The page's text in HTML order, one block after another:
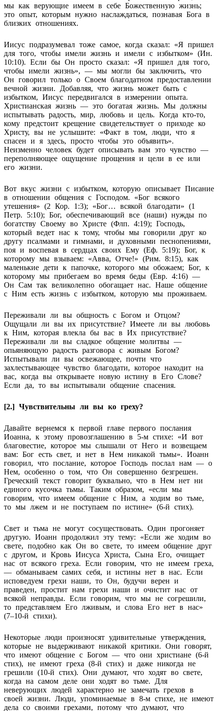
мы как верующие имеем в себе Божественную жизнь;
это опыт, которым нужно наслаждаться, познавая Бога в
близких отношениях.
Иисус подразумевал тоже самое, когда сказал: «Я пришел
для того, чтобы имели жизнь и имели с избытком» (Ин.
10:10). Если бы Он просто сказал: «Я пришел для того,
чтобы имели жизнь», — мы могли бы заключить, что
Он говорил только о Своем благодатном предоставлении
вечной жизни. Добавляя, что жизнь может быть с
избытком, Иисус передвигался в измерении опыта.
Христианская жизнь — это богатая жизнь. Мы должны
испытывать радость, мир, любовь и цель. Когда кто-то,
кому предстоит крещение свидетельствует о приходе ко
Христу, вы не услышите: «Факт в том, люди, что я
спасен и я здесь, просто чтобы это объявить».
Неизменно человек будет описывать вам это чувство —
переполняющее ощущение прощения и цели в ее или
его жизни.
Вот вкус жизни с избытком, которую описывает Писание
в отношении общения с Господом. «Бог всякого
утешения» (2 Кор. 1:3); «Бог… всякой благодати» (1
Петр. 5:10); Бог, обеспечивающий все (наши) нужды по
богатству Своему во Христе (Флп. 4:19); Господь,
который ведет нас к тому, чтобы мы говорили друг ко
другу псалмами и гимнами, и духовными песнопениями,
поя и воспевая в сердцах своих Ему (Еф. 5:19); Бог, к
которому мы взываем: «Авва, Отче!» (Рим. 8:15), как
маленькие дети к папочке, которого мы обожаем; Бог, к
которому мы прибегаем во время беды (Евр. 4:16) —
Он Сам так великолепно обогащает нас. Наше общение
с Ним есть жизнь с избытком, которую мы проживаем.
Переживали ли вы общность с Богом и Отцом?
Ощущали ли вы их присутствие? Имеете ли вы любовь
к Ним, которая влекла бы вас в Их присутствие?
Переживали ли вы сладкое общение молитвы —
опьяняющую радость разговора с живым Богом?
Испытывали ли вы освежающее, почти что
захлестывающее чувство благодати, которое находит на
вас, когда вы открываете новую истину в Его Слове?
Если да, то вы испытывали общение спасения.
[2.] Чувствительны ли вы ко греху?
Давайте вернемся к первой главе первого послания
Иоанна, к этому провозглашению в 5-м стихе: «И вот
благовестие, которое мы слышали от Него и возвещаем
вам: Бог есть свет, и нет в Нем никакой тьмы». Иоанн
говорил, что послание, которое Господь послал нам — о
Нем, особенно о том, что Он совершенно безгрешен.
Греческий текст говорит буквально, что в Нем нет ни
единого кусочка тьмы. Таким образом, «если мы
говорим, что имеем общение с Ним, а ходим во тьме,
то мы лжем и не поступаем по истине» (6-й стих).
Свет и тьма не могут сосуществовать. Один прогоняет
другую. Иоанн продолжил эту тему: «Если же ходим во
свете, подобно как Он во свете, то имеем общение друг
с другом, и Кровь Иисуса Христа, Сына Его, очищает
нас от всякого греха. Если говорим, что не имеем греха,
— обманываем самих себя, и истины нет в нас. Если
исповедуем грехи наши, то Он, будучи верен и
праведен, простит нам грехи наши и очистит нас от
всякой неправды. Если говорим, что мы не согрешили,
то представляем Его лживым, и слова Его нет в нас»
(7–10-й стихи).
Некоторые люди произносят удивительные утверждения,
которые не выдерживают никакой критики. Они говорят,
что имеют общение с Богом — что они христиане (6-й
стих), не имеют греха (8-й стих) и даже никогда не
грешили (10-й стих). Они думают, что ходят во свете,
когда на самом деле они ходят во тьме. Для
неверующих людей характерно не замечать грехов в
своей жизни. Люди, упоминаемые в 8-м стихе, не имеют
дела со своими грехами, потому что думают, что